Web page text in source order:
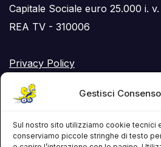
Gestisci
Sul nostro sito utilizziamo cookie tecnici
conserviamo piccole stringhe di testo
Capitale Sociale euro 25.000 i. v.
REA TV - 310006
Privacy Policy
Cookie Policy (UE)
RSS Feed